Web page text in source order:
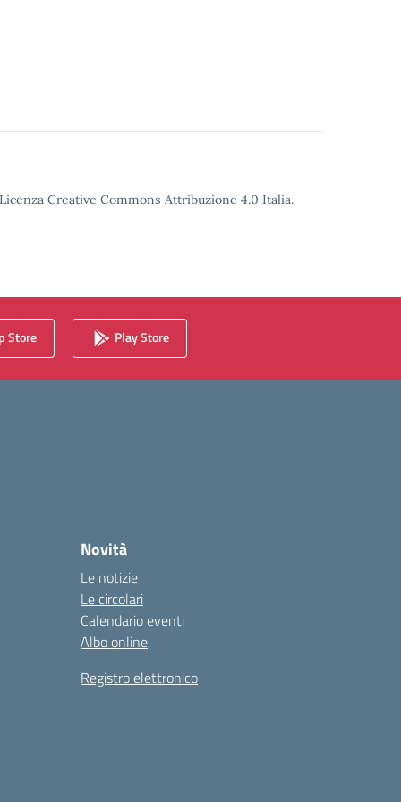
Creative Commons Attribuzione 4.0 Italia.
Store Play Store
Novità
Le notizie
Le circolari
Calendario eventi
Albo online
Registro elettronico